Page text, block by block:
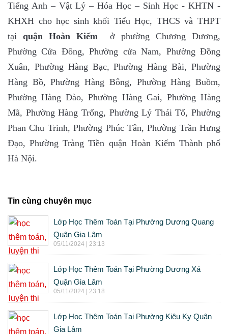
Tiếng Anh – Vật Lý – Hóa Học – Sinh Học - KHTN -
KHXH cho học sinh khối Tiểu Học, THCS và THPT
tại quận Hoàn Kiếm ở phường Chương Dương,
Phường Cửa Đông, Phường cửa Nam, Phường Đồng
Xuân, Phường Hàng Bạc, Phường Hàng Bài, Phường
Hàng Bồ, Phường Hàng Bông, Phường Hàng Buồm,
Phường Hàng Đào, Phường Hàng Gai, Phường Hàng
Mã, Phường Hàng Trống, Phường Lý Thái Tổ, Phường
Phan Chu Trinh, Phường Phúc Tân, Phường Trần Hưng
Đạo, Phường Tràng Tiền quận Hoàn Kiếm Thành phố
Hà Nội.
Tin cùng chuyên mục
Lớp Học Thêm Toán Tại Phường Dương Quang
Quận Gia Lâm
05/11/2024 | 23:13
Lớp Học Thêm Toán Tại Phường Dương Xá
Quận Gia Lâm
05/11/2024 | 23:18
Lớp Học Thêm Toán Tại Phường Kiêu Kỵ Quận
Gia Lâm